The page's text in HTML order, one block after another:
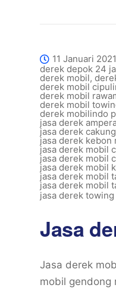
11 Januari 2021
derek depok 24
derek mobil,
derek mobil
derek mobil
derek mobil
derek mobilindo
jasa derek
jasa derek
jasa derek kebon
jasa derek mobil
jasa derek mobil
jasa derek mobil
jasa derek mobil
jasa derek mobil
jasa derek
Jasa
Jasa derek
mobil gendong